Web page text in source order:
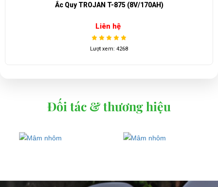
Ắc Quy TROJAN T-875 (8V/170AH)
Liên hệ
Lượt xem: 4268
Đối tác & thương hiệu